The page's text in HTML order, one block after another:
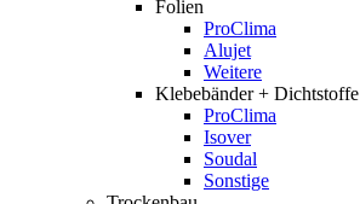
Folien
ProClima
Alujet
Weitere
Klebebänder + Dichtstoffe
ProClima
Isover
Soudal
Sonstige